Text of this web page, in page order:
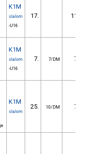
K1M
slalom
-U16
17. 11.23
K1M
slalom
-U16
7. 7/DM 7.92
K1M
slalom
25. 10/DM 7.63